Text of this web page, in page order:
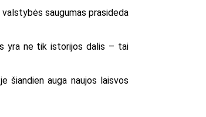
valstybės saugumas prasideda
yra ne tik istorijos dalis – tai
šiandien auga naujos laisvos